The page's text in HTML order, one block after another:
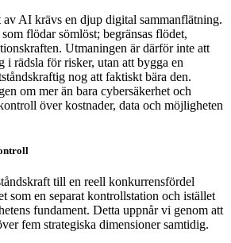
av AI krävs en djup digital sammanflätning.
flödar sömlöst; begränsas flödet,
Utmaningen är därför inte att
i rädsla för risker, utan att bygga en
nog att faktiskt bära den.
om mer än bara cybersäkerhet och
över kostnader, data och möjligheten
till en reell konkurrensfördel
som en separat kontrollstation och istället
fundament. Detta uppnår vi genom att
fem strategiska dimensioner samtidig.